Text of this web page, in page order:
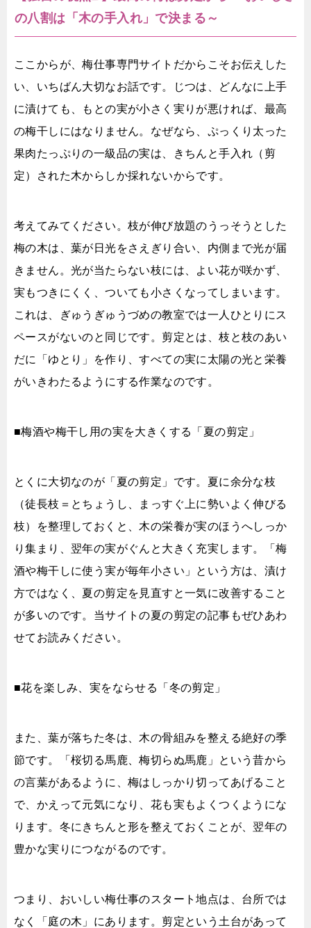
の八割は「木の手入れ」で決まる～
ここからが、梅仕事専門サイトだからこそお伝えした
い、いちばん大切なお話です。じつは、どんなに上手
に漬けても、もとの実が小さく実りが悪ければ、最高
の梅干しにはなりません。なぜなら、ぷっくり太った
果肉たっぷりの一級品の実は、きちんと手入れ（剪
定）された木からしか採れないからです。
考えてみてください。枝が伸び放題のうっそうとした
梅の木は、葉が日光をさえぎり合い、内側まで光が届
きません。光が当たらない枝には、よい花が咲かず、
実もつきにくく、ついても小さくなってしまいます。
これは、ぎゅうぎゅうづめの教室では一人ひとりにス
ペースがないのと同じです。剪定とは、枝と枝のあい
だに「ゆとり」を作り、すべての実に太陽の光と栄養
がいきわたるようにする作業なのです。
■梅酒や梅干し用の実を大きくする「夏の剪定」
とくに大切なのが「夏の剪定」です。夏に余分な枝
（徒長枝＝とちょうし、まっすぐ上に勢いよく伸びる
枝）を整理しておくと、木の栄養が実のほうへしっか
り集まり、翌年の実がぐんと大きく充実します。「梅
酒や梅干しに使う実が毎年小さい」という方は、漬け
方ではなく、夏の剪定を見直すと一気に改善すること
が多いのです。当サイトの夏の剪定の記事もぜひあわ
せてお読みください。
■花を楽しみ、実をならせる「冬の剪定」
また、葉が落ちた冬は、木の骨組みを整える絶好の季
節です。「桜切る馬鹿、梅切らぬ馬鹿」という昔から
の言葉があるように、梅はしっかり切ってあげること
で、かえって元気になり、花も実もよくつくようにな
ります。冬にきちんと形を整えておくことが、翌年の
豊かな実りにつながるのです。
つまり、おいしい梅仕事のスタート地点は、台所では
なく「庭の木」にあります。剪定という土台があって